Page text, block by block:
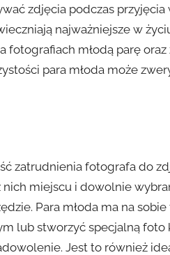
zdjęcia podczas
najważniejsze w
młodą parę
para młoda może
zatrudnienia fotografa do
miejscu i dowolnie
Para młoda ma na
lub stworzyć specjalną foto
Jest to również